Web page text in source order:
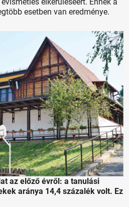
esetben van eredménye.
az előző évről: a tanulási
aránya 14,4 százalék volt. Ez